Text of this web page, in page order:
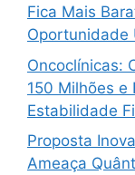
Fica Mais
Oportunidade
Oncoclínicas:
150 Milhões e
Estabilidade
Proposta
Ameaça